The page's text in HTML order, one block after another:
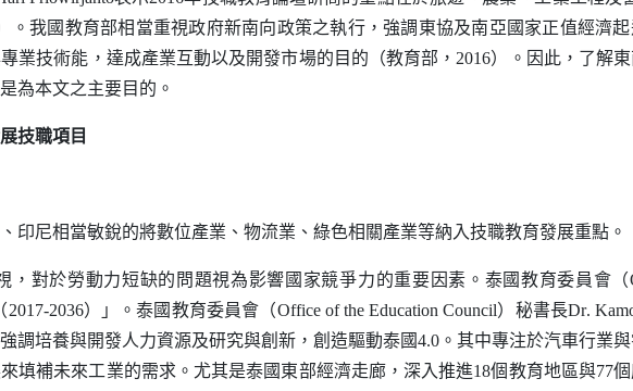
。我國教育部相當重視政府新南向政策之執行，強調東協及南亞國家正值經濟
業技術能，達成產業互動以及開發市場的目的（教育部，2016）。因此，了解
為本文之主要目的。
技職項目
尼相當敏銳的將數位產業、物流業、綠色相關產業等納入技職教育發展重點。
對於勞動力短缺的問題視為影響國家競爭力的重要因素。泰國教育委員會（
2036）」。泰國教育委員會（Office of the Education Council）秘書長Dr.
調培養與開發人力資源及研究與創新，創造驅動泰國4.0。其中專注於汽車行業
填補未來工業的需求。尤其是泰國東部經濟走廊，深入推進18個教育地區與77